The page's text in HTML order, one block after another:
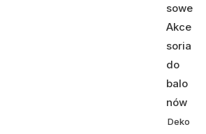
sowe
Akce
soria
do
balo
nów
Deko